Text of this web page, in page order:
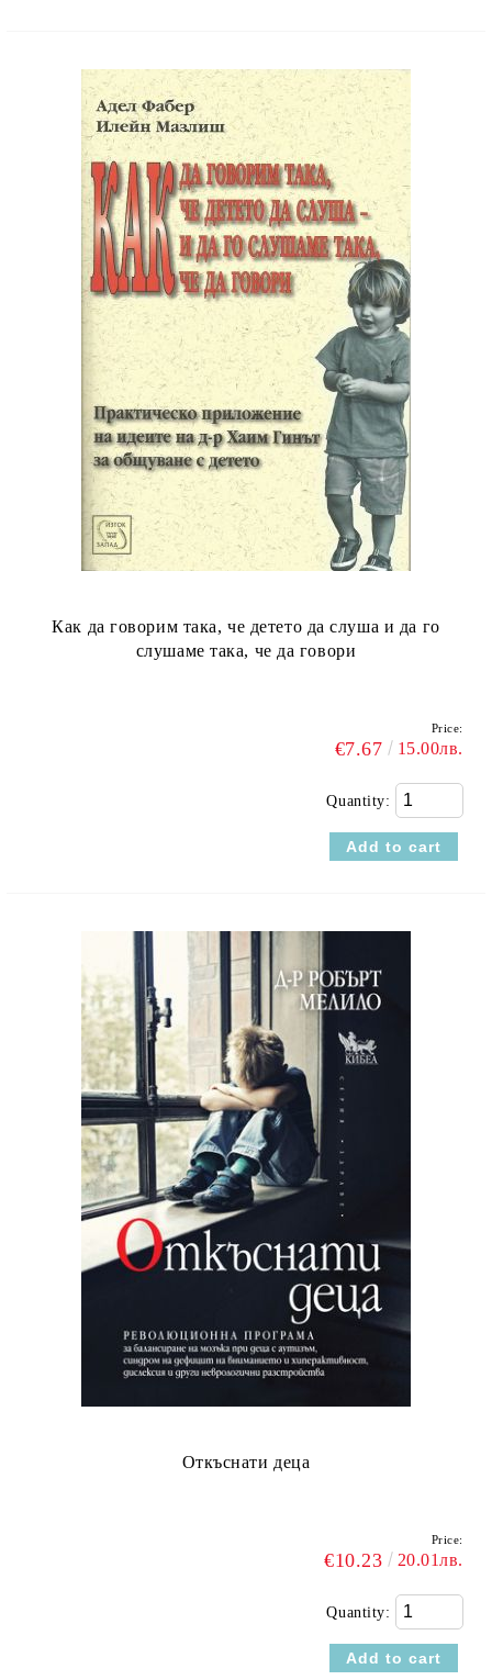
Как да говорим така, че детето да слуша и да го
слушаме така, че да говори
Price:
€7.67 15.00лв.
Quantity:
Откъснати деца
Price:
€10.23 20.01лв.
Quantity: